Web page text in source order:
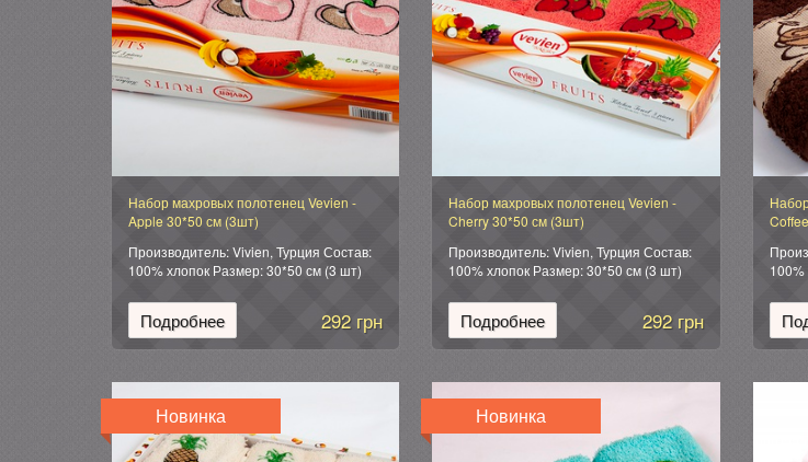
Набор махровых полотенец Vevien -
Apple 30*50 см (3шт)
Производитель: Vivien, Турция Состав:
100% хлопок Размер: 30*50 см (3 шт)
Подробнее 292 грн
Набор махровых полотенец Vevien -
Cherry 30*50 см (3шт)
Производитель: Vivien, Турция Состав:
100% хлопок Размер: 30*50 см (3 шт)
Подробнее 292 грн
Новинка Новинка